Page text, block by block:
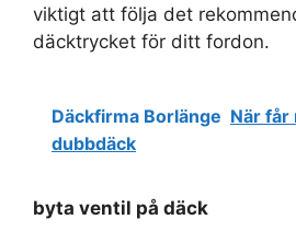
viktigt att följa det
däcktrycket för ditt fordon.
Däckfirma Borlänge När får
dubbdäck
byta ventil på däck